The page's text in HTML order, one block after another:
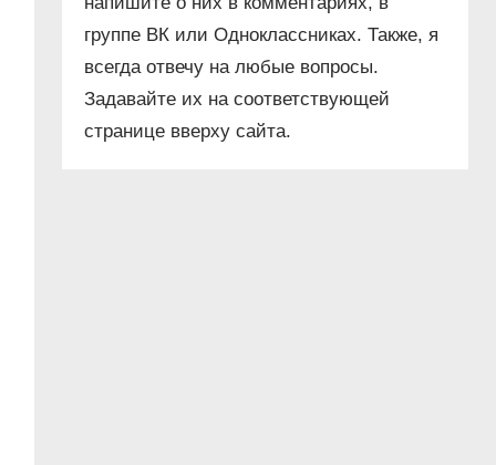
группе ВК или Одноклассниках. Также, я
всегда отвечу на любые вопросы.
Задавайте их на соответствующей
странице вверху сайта.